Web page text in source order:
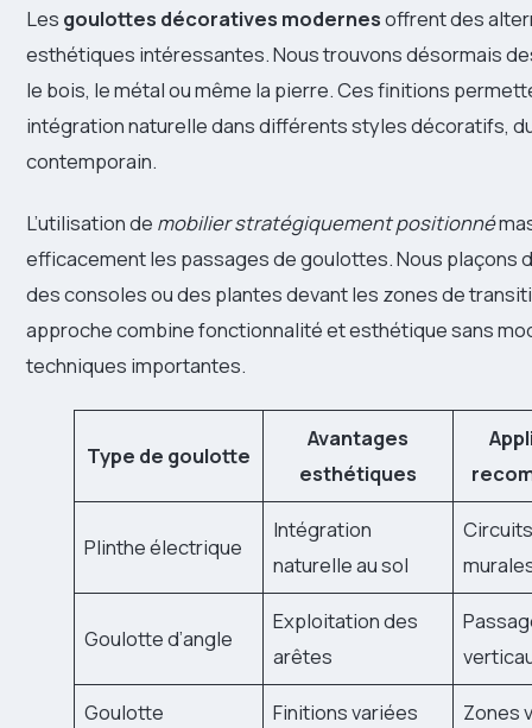
Les goulottes décoratives modernesoffrent des
esthétiques intéressantes. Nous trouvons désormais
le bois, le métal ou même la pierre. Ces finitions
intégration naturelle dans différents styles décoratifs,
contemporain.
L’utilisation de mobilier stratégiquement positionné
efficacement les passages de goulottes. Nous plaçons
des consoles ou des plantes devant les zones de
approche combine fonctionnalité et esthétique sans
techniques importantes.
Type de goulotte
Avantages
esthétiques
Plinthe électrique
Intégration
naturelle au sol
Goulotte d’angle
Exploitation des
arêtes
Goulotte
Finitions variées
Zones